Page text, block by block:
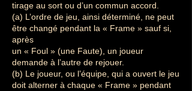
tirage au sort ou d’un commun accord.
(a) L’ordre de jeu, ainsi déterminé, ne peut
être changé pendant la « Frame » sauf si,
après
un « Foul » (une Faute), un joueur
demande à l’autre de rejouer.
(b) Le joueur, ou l’équipe, qui a ouvert le jeu
doit alterner à chaque « Frame » pendant